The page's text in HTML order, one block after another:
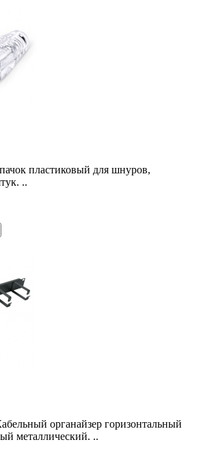
пластиковый для шнуров,
..
органайзер горизонтальный
металлический. ..